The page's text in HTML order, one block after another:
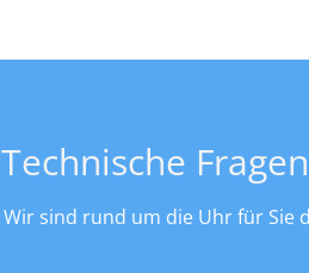
Technische
Wir sind rund um die Uhr für Sie